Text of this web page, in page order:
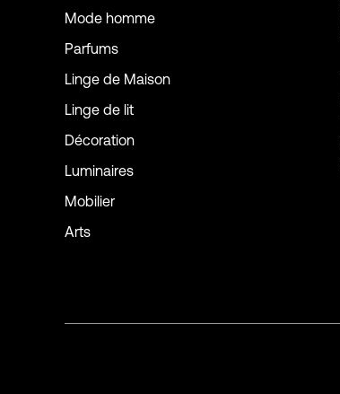
Mode homme
Parfums
Linge de Maison
Linge de lit
Décoration
Luminaires
Mobilier
Arts